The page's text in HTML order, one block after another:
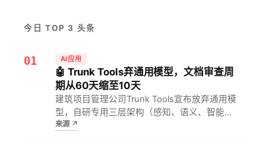
今日 TOP 3 头条
01 AI应用
🤖 Trunk Tools弃通用模型，文档审查周
期从60天缩至10天
建筑项目管理公司Trunk Tools宣布放弃通用模
型，自研专用三层架构（感知、语义、智能
体），成功将文档审查周期从60天压缩至10
来源↗